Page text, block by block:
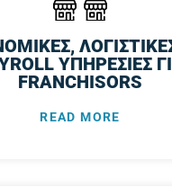
ΥΠΗΡΕΣΙΕΣ
FRANCHISORS
READ MORE